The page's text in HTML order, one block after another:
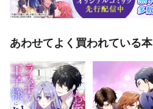
あわせてよく買われている本